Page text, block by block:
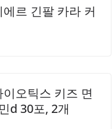
합니다...
르 긴팔 카라 커
오틱스 키즈 면
d 30포, 2개